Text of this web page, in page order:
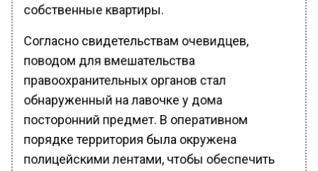
собственные квартиры.
Согласно свидетельствам очевидцев,
поводом для вмешательства
правоохранительных органов стал
обнаруженный на лавочке у дома
посторонний предмет. В оперативном
порядке территория была окружена
полицейскими лентами, чтобы обеспечить